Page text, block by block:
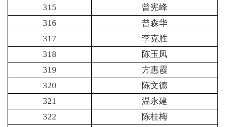
315
曾宪峰
316
曾森华
317
李克胜
318
陈玉凤
319
方惠霞
320
陈文德
321
温永建
322
陈桂梅